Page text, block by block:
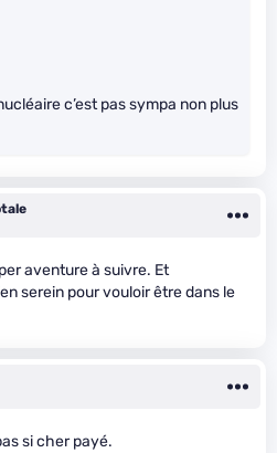
c’est pas sympa non plus
aventure à suivre. Et
serein pour vouloir être dans le
si cher payé.